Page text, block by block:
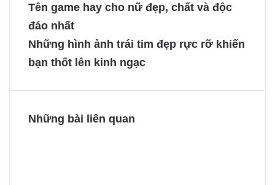
o
o
k
e
r
e
s
n
g
e
n
g
e
Tên game hay cho nữ đẹp, chất và độc
đáo nhất
Những hình ảnh trái tim đẹp rực rỡ khiến
bạn thốt lên kinh ngạc
Những bài liên quan